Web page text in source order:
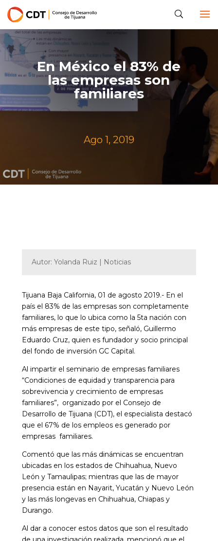
En México el 83% de
las empresas son
familiares
Ago 1, 2019
Autor: Yolanda Ruiz | Noticias
Tijuana Baja California, 01 de agosto 2019.- En el
país el 83% de las empresas son completamente
familiares, lo que lo ubica como la 5ta nación con
más empresas de este tipo, señaló, Guillermo
Eduardo Cruz, quien es fundador y socio principal
del fondo de inversión GC Capital.
Al impartir el seminario de empresas familiares
“Condiciones de equidad y transparencia para
sobrevivencia y crecimiento de empresas
familiares”, organizado por el Consejo de
Desarrollo de Tijuana (CDT), el especialista destacó
que el 67% de los empleos es generado por
empresas familiares.
Comentó que las más dinámicas se encuentran
ubicadas en los estados de Chihuahua, Nuevo
León y Tamaulipas; mientras que las de mayor
presencia están en Nayarit, Yucatán y Nuevo León
y las más longevas en Chihuahua, Chiapas y
Durango.
Al dar a conocer estos datos que son el resultado